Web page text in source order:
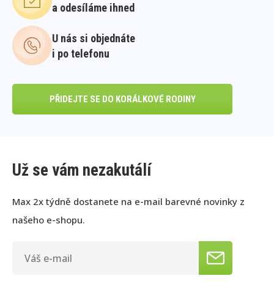
a odesíláme ihned
U nás si objednáte
i po telefonu
PŘIDEJTE SE DO KORÁLKOVÉ RODINY
Už se vám nezakutálí
Max 2x týdně dostanete na e-mail barevné novinky z
našeho e-shopu.